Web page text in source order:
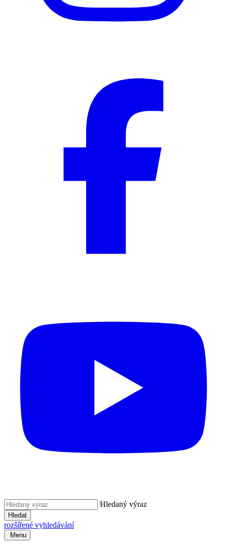
Hledaný výraz
Hledat
rozšířené vyhledávání
Menu